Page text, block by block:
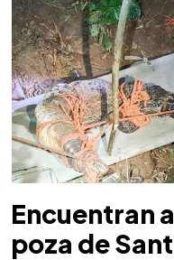
Encuentran
poza de